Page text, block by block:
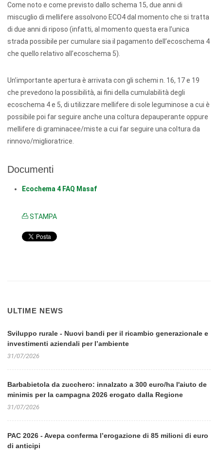
Come noto e come previsto dallo schema 15, due anni di
miscuglio di mellifere assolvono ECO4 dal momento che si tratta
di due anni di riposo (infatti, al momento questa era l’unica
strada possibile per cumulare sia il pagamento dell’ecoschema 4
che quello relativo all’ecoschema 5).
Un’importante apertura è arrivata con gli schemi n. 16, 17 e 19
che prevedono la possibilità, ai fini della cumulabilità degli
ecoschema 4 e 5, di utilizzare mellifere di sole leguminose a cui è
possibile poi far seguire anche una coltura depauperante oppure
mellifere di graminacee/miste a cui far seguire una coltura da
rinnovo/miglioratrice.
Documenti
Ecochema 4 FAQ Masaf
STAMPA
ULTIME NEWS
Sviluppo rurale - Nuovi bandi per il ricambio generazionale e
investimenti aziendali per l’ambiente
31/07/2026
Barbabietola da zucchero: innalzato a 300 euro/ha l'aiuto de
minimis per la campagna 2026 erogato dalla Regione
31/07/2026
PAC 2026 - Avepa conferma l’erogazione di 85 milioni di euro
di anticipi